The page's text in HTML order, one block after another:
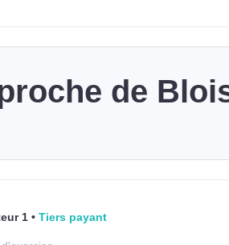
de
1
Tiers payant